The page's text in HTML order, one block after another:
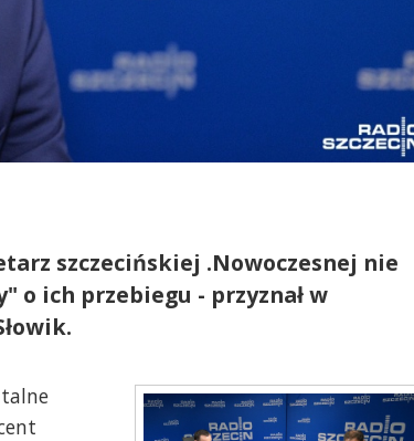
szczecińskiej .Nowoczesnej nie
o ich przebiegu - przyznał w